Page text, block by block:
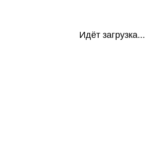
Идёт загрузка...